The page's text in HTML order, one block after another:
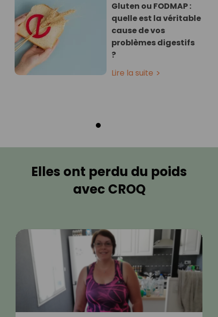
Gluten ou FODMAP :
quelle est la véritable
cause de vos
problèmes digestifs
?
Lire la suite
Elles ont perdu du poids
avec CROQ